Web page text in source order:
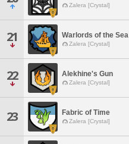
Zalera [Crystal]
21 Warlords of the Sea
Zalera [Crystal]
22 Alekhine's Gun
Zalera [Crystal]
23 Fabric of Time
Zalera [Crystal]